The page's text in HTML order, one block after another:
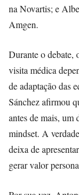
na Novartis; e
Amgen.
Durante o debate,
visita médica
de adaptação das
Sánchez afirmou
antes de mais, um
mindset. A
deixa de
gerar valor